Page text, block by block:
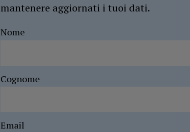
mantenere aggiornati i tuoi dati.
Nome
Cognome
Email